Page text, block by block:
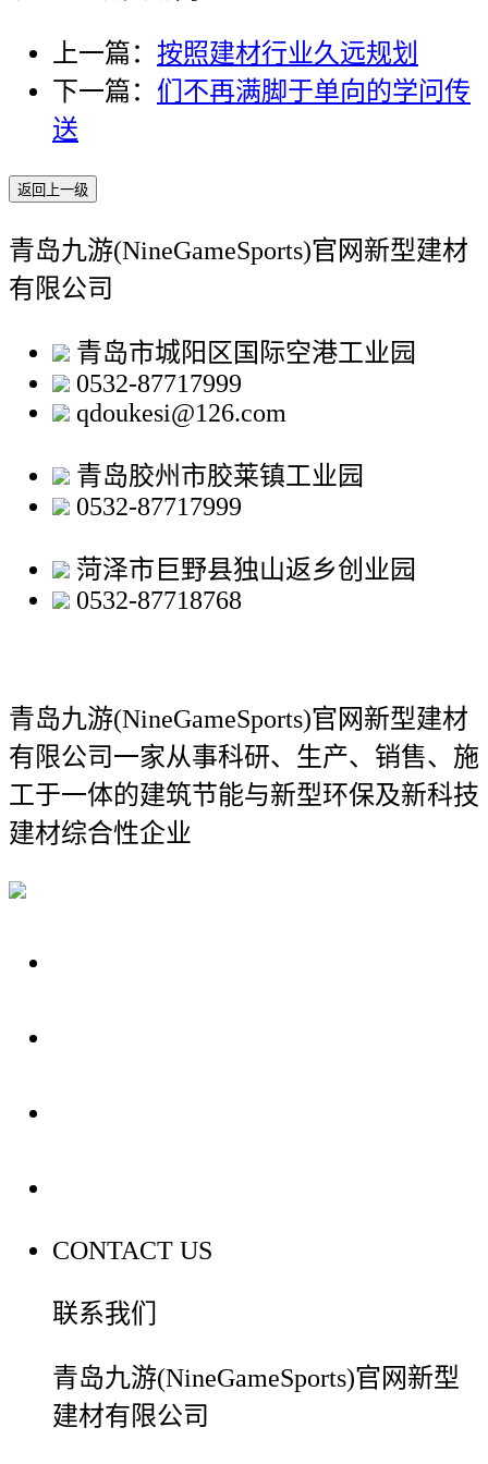
上一篇： 按照建材行业久远规划
下一篇： 们不再满脚于单向的学问传
送
返回上一级
青岛九游(NineGameSports)官网新型建材
有限公司
青岛市城阳区国际空港工业园
0532-87717999
qdoukesi@126.com
青岛胶州市胶莱镇工业园
0532-87717999
菏泽市巨野县独山返乡创业园
0532-87718768
青岛九游(NineGameSports)官网新型建材
有限公司一家从事科研、生产、销售、施
工于一体的建筑节能与新型环保及新科技
建材综合性企业
CONTACT US
联系我们
青岛九游(NineGameSports)官网新型
建材有限公司